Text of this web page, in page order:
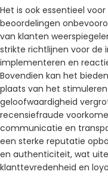
Het is ook essentieel
beoordelingen
van klanten
strikte richtlijnen voor de
implementeren en
Bovendien kan het
plaats van het
geloofwaardigheid
recensiefraude
communicatie en
een sterke reputatie
en authenticiteit, wat
klanttevredenheid en